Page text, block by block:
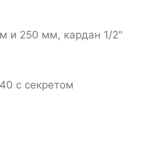
и 250 мм, кардан 1/2"
с секретом